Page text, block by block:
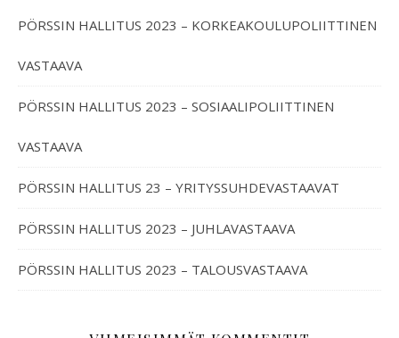
PÖRSSIN HALLITUS 2023 – KORKEAKOULUPOLIITTINEN
VASTAAVA
PÖRSSIN HALLITUS 2023 – SOSIAALIPOLIITTINEN
VASTAAVA
PÖRSSIN HALLITUS 23 – YRITYSSUHDEVASTAAVAT
PÖRSSIN HALLITUS 2023 – JUHLAVASTAAVA
PÖRSSIN HALLITUS 2023 – TALOUSVASTAAVA